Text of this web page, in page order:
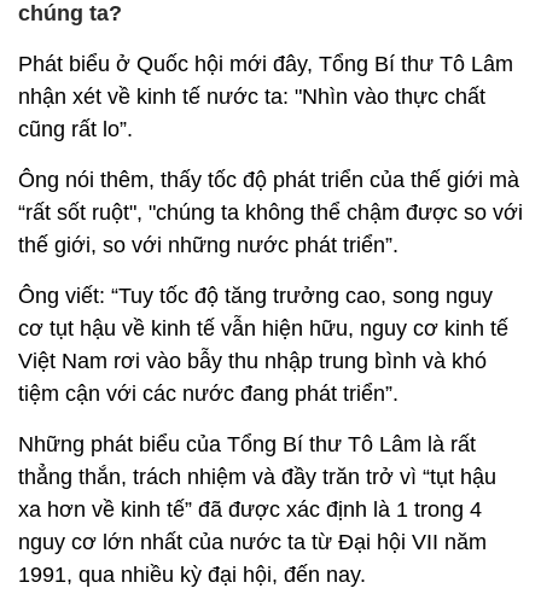
chúng ta?
Phát biểu ở Quốc hội mới đây, Tổng Bí thư Tô Lâm
nhận xét về kinh tế nước ta: "Nhìn vào thực chất
cũng rất lo”.
Ông nói thêm, thấy tốc độ phát triển của thế giới mà
“rất sốt ruột", "chúng ta không thể chậm được so với
thế giới, so với những nước phát triển”.
Ông viết: “Tuy tốc độ tăng trưởng cao, song nguy
cơ tụt hậu về kinh tế vẫn hiện hữu, nguy cơ kinh tế
Việt Nam rơi vào bẫy thu nhập trung bình và khó
tiệm cận với các nước đang phát triển”.
Những phát biểu của Tổng Bí thư Tô Lâm là rất
thẳng thắn, trách nhiệm và đầy trăn trở vì “tụt hậu
xa hơn về kinh tế” đã được xác định là 1 trong 4
nguy cơ lớn nhất của nước ta từ Đại hội VII năm
1991, qua nhiều kỳ đại hội, đến nay.